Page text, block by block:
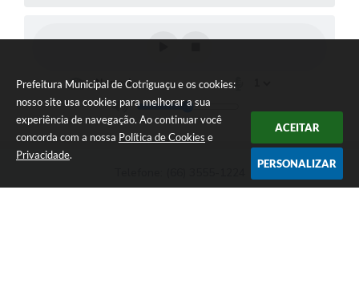
Prefeitura Municipal de Cotriguaçu e os cookies:
nosso site usa cookies para melhorar a sua
experiência de navegação. Ao continuar você
concorda com a nossa Política de Cookies e
Privacidade.
ACEITAR
PERSONALIZAR